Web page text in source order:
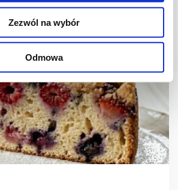
Zezwól na wybór
Odmowa